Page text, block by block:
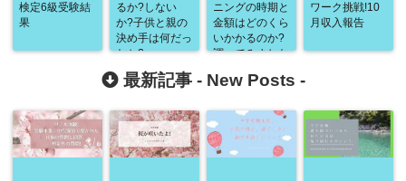
検定6級受験結
果
るか?しない
か?子供と親の
決め手は何だっ
たか?
ニングの時期と
金額はどのくら
いかかるのか?
調べてみました
ワーク挑戦!10
月収入報告
最新記事 - New Posts -